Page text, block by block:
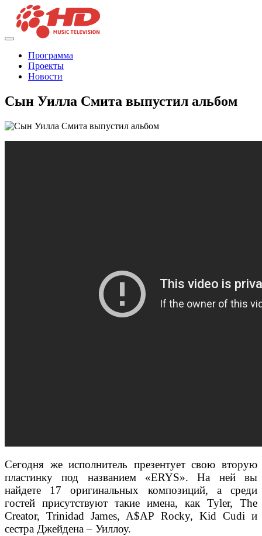
Программа
Проекты
Новости
Сын Уилла Смита выпустил альбом
Сегодня же исполнитель презентует свою вторую
пластинку под названием «ERYS». На ней вы
найдете 17 оригинальных композиций, а среди
гостей присутствуют такие имена, как Tyler, The
Creator, Trinidad James, A$AP Rocky, Kid Cudi и
сестра Джейдена – Уиллоу.